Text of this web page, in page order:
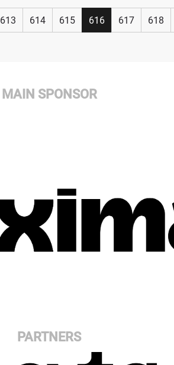
613 614 615 616 617 618
MAIN SPONSOR
PARTNERS